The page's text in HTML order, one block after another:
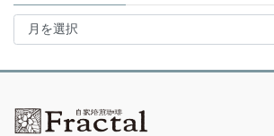
ア
イ